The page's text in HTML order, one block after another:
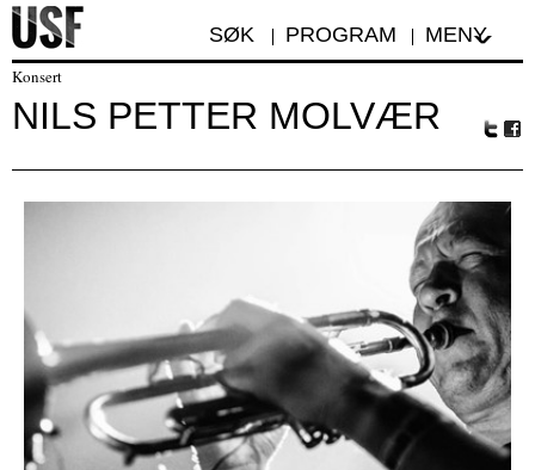
SØK PROGRAM MENY
Konsert
NILS PETTER MOLVÆR
r
oo